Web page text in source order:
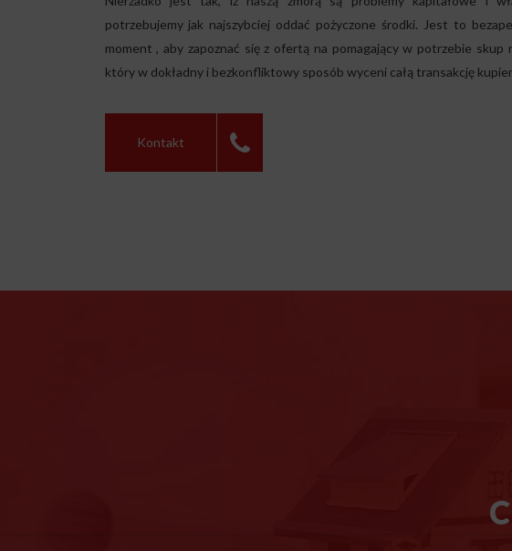
potrzebujemy jak najszybciej oddać pożyczone środki. Jest to
moment , aby zapoznać się z ofertą na pomagający w potrzebie skup
który w dokładny i bezkonfliktowy sposób wyceni całą transakcję
Kontakt